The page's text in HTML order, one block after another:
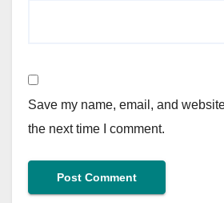
Save my name, email, and
the next time I comment.